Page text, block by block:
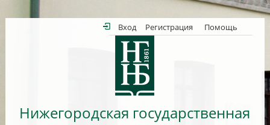
Вход Регистрация Помощь
Нижегородская государственная